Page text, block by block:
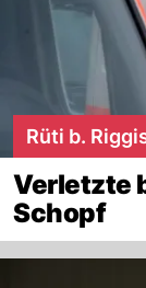
Rüti b.
Verletzte
Schopf